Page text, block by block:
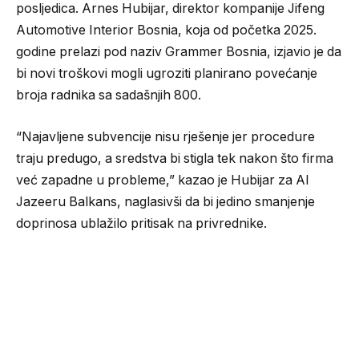
posljedica. Arnes Hubijar, direktor kompanije Jifeng
Automotive Interior Bosnia, koja od početka 2025.
godine prelazi pod naziv Grammer Bosnia, izjavio je da
bi novi troškovi mogli ugroziti planirano povećanje
broja radnika sa sadašnjih 800.
“Najavljene subvencije nisu rješenje jer procedure
traju predugo, a sredstva bi stigla tek nakon što firma
već zapadne u probleme,” kazao je Hubijar za Al
Jazeeru Balkans, naglasivši da bi jedino smanjenje
doprinosa ublažilo pritisak na privrednike.